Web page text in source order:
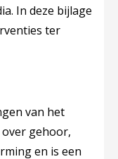
In deze bijlage
ter
van het
gehoor,
en is een